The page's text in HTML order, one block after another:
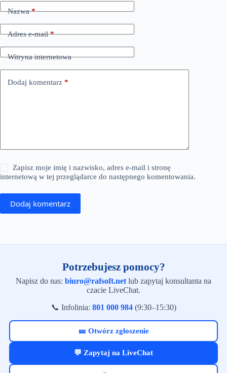
Nazwa*
Adres e-mail*
Witryna internetowa
Dodaj komentarz *
Zapisz moje imię i nazwisko, adres e-mail i stronę
internetową w tej przeglądarce do następnego komentowania.
Dodaj komentarz
Potrzebujesz pomocy?
Napisz do nas: biuro@rafsoft.net lub zapytaj konsultanta na
czacie LiveChat.
📞 Infolinia: 801 000 984(9:30–15:30)
🎫 Otwórz zgłoszenie
💬 Zapytaj na LiveChat